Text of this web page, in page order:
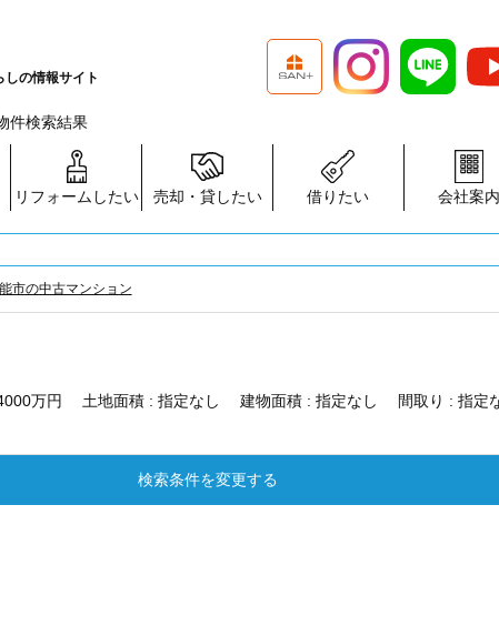
の情報サイト
件検索結果
リフォームしたい 売却・貸したい 借りたい 会社案内
市の中古マンション
万円 土地面積 : 指定なし 建物面積 : 指定なし 間取り : 指定
検索条件を変更する